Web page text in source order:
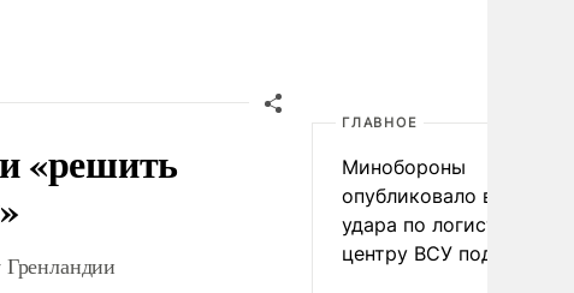
«решить
ГЛАВНОЕ
Минобороны
опубликовало видео
удара по
центру ВСУ под Киевом